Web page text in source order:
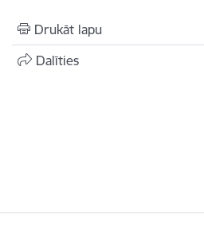
Drukāt lapu
Dalīties